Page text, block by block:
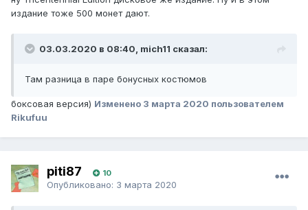
издание тоже 500 монет дают.
03.03.2020 в 08:40, mich11 сказал:
Там разница в паре бонусных костюмов
боксовая версия) Изменено 3 марта 2020 пользователем
Rikufuu
piti87 10
Опубликовано: 3 марта 2020